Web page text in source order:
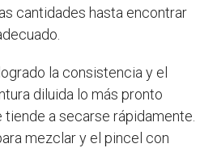
cantidades hasta encontrar
la consistencia y el
diluida lo más pronto
a secarse rápidamente.
mezclar y el pincel con